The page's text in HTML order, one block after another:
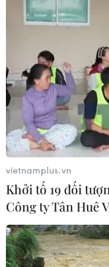
xuất hiện tại sân bay
Bất ổn địa chính trị
trưởng Eurozone
05/08/2026 22:59
Tổng thống
trí các chỉ huy tại
05/08/2026 15:26
Đâm dao ở trung
vietnamplus.vn
Khởi tố 19 đối
Công ty Tân Huê